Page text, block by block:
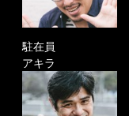
駐在員
アキラ